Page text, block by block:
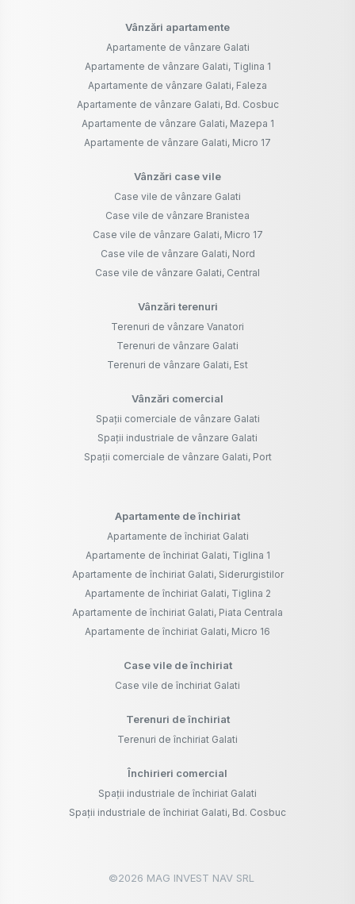
Vânzări apartamente
Apartamente de vânzare Galati
Apartamente de vânzare Galati, Tiglina 1
Apartamente de vânzare Galati, Faleza
Apartamente de vânzare Galati, Bd. Cosbuc
Apartamente de vânzare Galati, Mazepa 1
Apartamente de vânzare Galati, Micro 17
Vânzări case vile
Case vile de vânzare Galati
Case vile de vânzare Branistea
Case vile de vânzare Galati, Micro 17
Case vile de vânzare Galati, Nord
Case vile de vânzare Galati, Central
Vânzări terenuri
Terenuri de vânzare Vanatori
Terenuri de vânzare Galati
Terenuri de vânzare Galati, Est
Vânzări comercial
Spații comerciale de vânzare Galati
Spații industriale de vânzare Galati
Spații comerciale de vânzare Galati, Port
Apartamente de închiriat
Apartamente de închiriat Galati
Apartamente de închiriat Galati, Tiglina 1
Apartamente de închiriat Galati, Siderurgistilor
Apartamente de închiriat Galati, Tiglina 2
Apartamente de închiriat Galati, Piata Centrala
Apartamente de închiriat Galati, Micro 16
Case vile de închiriat
Case vile de închiriat Galati
Terenuri de închiriat
Terenuri de închiriat Galati
Închirieri comercial
Spații industriale de închiriat Galati
Spații industriale de închiriat Galati, Bd. Cosbuc
©2026 MAG INVEST NAV SRL